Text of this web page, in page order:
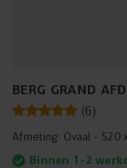
BERG GRAND
(6)
Afmeting: Ovaal - 520
Binnen 1-2